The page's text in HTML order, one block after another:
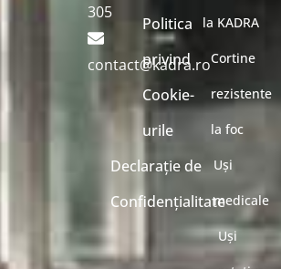
305
contact@kadra.ro
Politica
privind
Cookie-
urile
Declarație de
Confidențialitate
la KADRA
Cortine
rezistente
la foc
Uși
medicale
Uși